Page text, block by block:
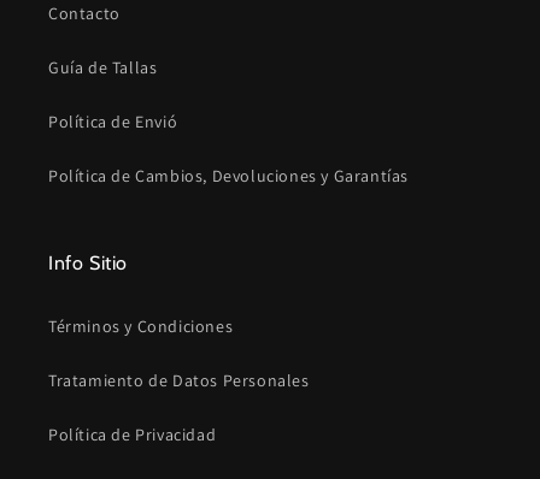
Contacto
Guía de Tallas
Política de Envió
Política de Cambios, Devoluciones y Garantías
Info Sitio
Términos y Condiciones
Tratamiento de Datos Personales
Política de Privacidad